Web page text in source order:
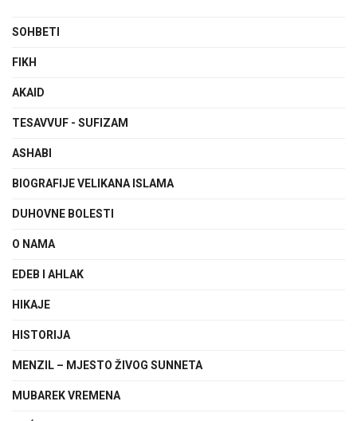
SOHBETI
FIKH
AKAID
TESAVVUF - SUFIZAM
ASHABI
BIOGRAFIJE VELIKANA ISLAMA
DUHOVNE BOLESTI
O NAMA
EDEB I AHLAK
HIKAJE
HISTORIJA
MENZIL – MJESTO ŽIVOG SUNNETA
MUBAREK VREMENA